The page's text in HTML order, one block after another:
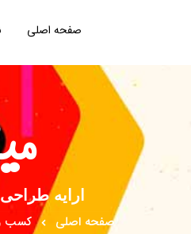
صفحه اصلی
ارایه
صفحه اصلی
کسب